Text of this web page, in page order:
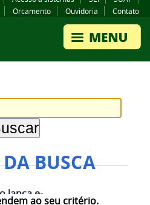
Orcamento Ouvidoria Contato
BUSCA
ao seu critério.
lança e-